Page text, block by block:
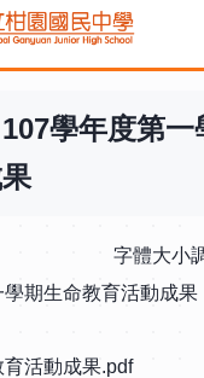
107學年度第
字體大小
期生命教育活動成果
活動成果.pdf